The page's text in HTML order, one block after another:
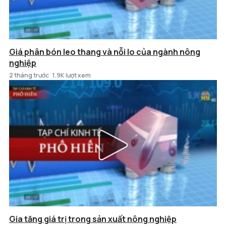
Giá phân bón leo thang và nỗi lo của ngành nông
nghiệp
2 tháng trước 1.9K lượt xem
Gia tăng giá trị trong sản xuất nông nghiệp